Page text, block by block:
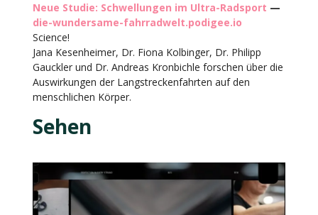
Neue Studie: Schwellungen im Ultra-Radsport —
die-wundersame-fahrradwelt.podigee.io
Science!
Jana Kesenheimer, Dr. Fiona Kolbinger, Dr. Philipp
Gauckler und Dr. Andreas Kronbichle forschen über die
Auswirkungen der Langstreckenfahrten auf den
menschlichen Körper.
Sehen